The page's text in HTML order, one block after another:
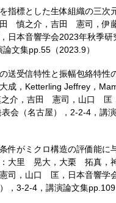
指標とした生体組織の三次
慎之介，吉田 憲司，伊
本音響学会2023年秋季研
文集pp.55（2023.9）
送受信特性と振幅包絡特性
成，Ketterling Jeffrey，
介，吉田 憲司，山口 匡
会（名古屋），2-2-4，講
件がミクロ構造の評価能に
：大里 晃大，大栗 拓真，
，山口 匡，日本音響学
，3-2-4，講演論文集pp.109